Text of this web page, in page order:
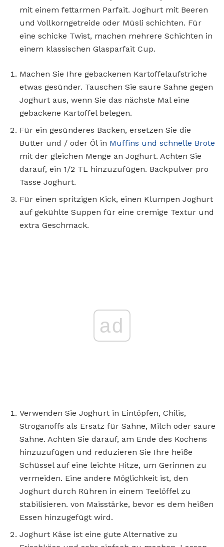
mit einem fettarmen Parfait. Joghurt mit Beeren
und Vollkorngetreide oder Müsli schichten. Für
eine schicke Twist, machen mehrere Schichten in
einem klassischen Glasparfait Cup.
Machen Sie Ihre gebackenen Kartoffelaufstriche
etwas gesünder. Tauschen Sie saure Sahne gegen
Joghurt aus, wenn Sie das nächste Mal eine
gebackene Kartoffel belegen.
Für ein gesünderes Backen, ersetzen Sie die
Butter und / oder Öl in Muffins und schnelle Brote
mit der gleichen Menge an Joghurt. Achten Sie
darauf, ein 1/2 TL hinzuzufügen. Backpulver pro
Tasse Joghurt.
Für einen spritzigen Kick, einen Klumpen Joghurt
auf gekühlte Suppen für eine cremige Textur und
extra Geschmack.
ad
Verwenden Sie Joghurt in Eintöpfen, Chilis,
Stroganoffs als Ersatz für Sahne, Milch oder saure
Sahne. Achten Sie darauf, am Ende des Kochens
hinzuzufügen und reduzieren Sie Ihre heiße
Schüssel auf eine leichte Hitze, um Gerinnen zu
vermeiden. Eine andere Möglichkeit ist, den
Joghurt durch Rühren in einem Teelöffel zu
stabilisieren. von Maisstärke, bevor es dem heißen
Essen hinzugefügt wird.
Joghurt Käse ist eine gute Alternative zu